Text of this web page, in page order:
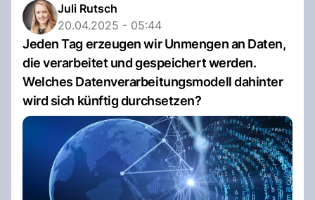
Juli Rutsch
20.04.2025 - 05:44
Jeden Tag erzeugen wir Unmengen an Daten,
die verarbeitet und gespeichert werden.
Welches Datenverarbeitungsmodell dahinter
wird sich künftig durchsetzen?